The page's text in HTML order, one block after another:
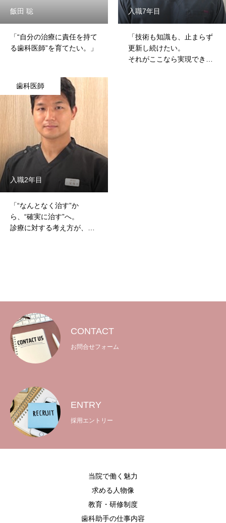
トップページ
当院で働く魅力
歯科助手の仕事内容
歯科助手の1日
院長メッセージ
地図・アクセス
院内見学・面接応募フォーム
飯田 聡
「“自分の治療に責任を持て
る歯科医師”を育てたい。」
入職7年目
「技術も知識も、止まらず
更新し続けたい。
それがここなら実現でき
歯科医師
入職2年目
「“なんとなく治す”か
ら、“確実に治す”へ。
診療に対する考え方が、
CONTACT
お問合せフォーム
ENTRY
採用エントリー
当院で働く魅力
求める人物像
教育・研修制度
歯科助手の仕事内容